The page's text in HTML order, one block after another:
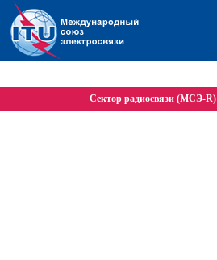
Сектор радиосвязи (МСЭ-R)